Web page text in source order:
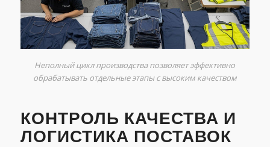
Неполный цикл производства позволяет эффективно
обрабатывать отдельные этапы с высоким качеством
КОНТРОЛЬ КАЧЕСТВА И
ЛОГИСТИКА ПОСТАВОК